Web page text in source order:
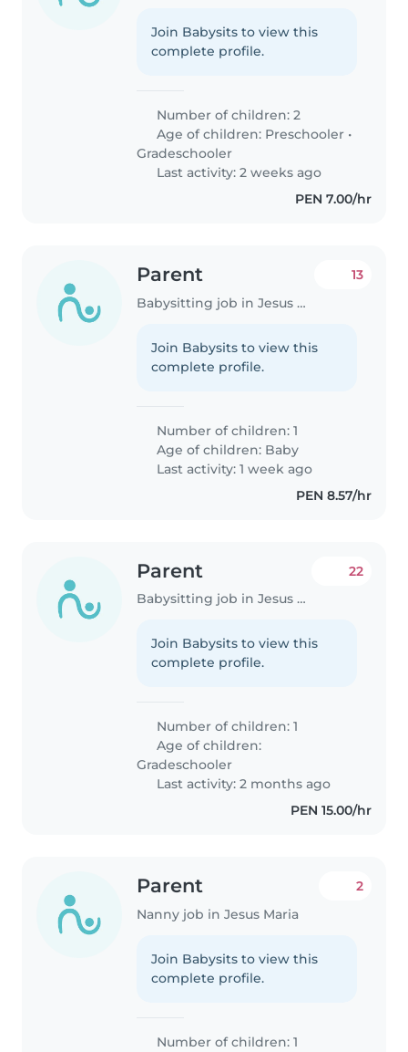
Join Babysits to view this
complete profile.
Number of children: 2
Age of children: Preschooler •
Gradeschooler
Last activity: 2 weeks ago
PEN 7.00/hr
Parent
Babysitting job in Jesus Maria
13
Join Babysits to view this
complete profile.
Number of children: 1
Age of children: Baby
Last activity: 1 week ago
PEN 8.57/hr
Parent
Babysitting job in Jesus Maria
22
Join Babysits to view this
complete profile.
Number of children: 1
Age of children:
Gradeschooler
Last activity: 2 months ago
PEN 15.00/hr
Parent
Nanny job in Jesus Maria
2
Join Babysits to view this
complete profile.
Number of children: 1